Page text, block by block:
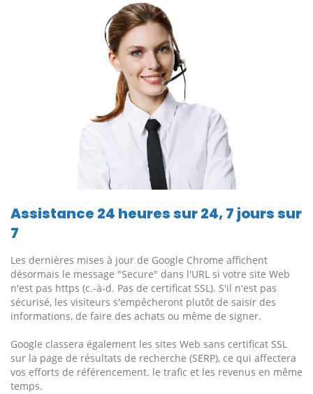
Assistance 24 heures sur 24, 7 jours sur
7
Les dernières mises à jour de Google Chrome affichent
désormais le message "Secure" dans l'URL si votre site Web
n'est pas https (c.-à-d. Pas de certificat SSL). S'il n'est pas
sécurisé, les visiteurs s'empêcheront plutôt de saisir des
informations, de faire des achats ou même de signer.
Google classera également les sites Web sans certificat SSL
sur la page de résultats de recherche (SERP), ce qui affectera
vos efforts de référencement. le trafic et les revenus en même
temps.